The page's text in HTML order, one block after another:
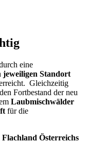
eine
jeweiligen Standort
Gleichzeitig
Fortbestand der neu
Laubmischwälder
für die
Österreichs